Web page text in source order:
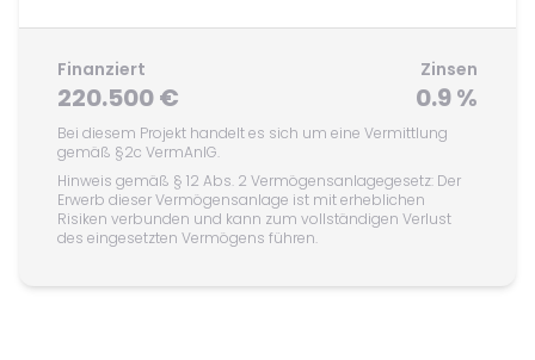
Finanziert
220.500 €
Zinsen
0.9 %
Bei diesem Projekt handelt es sich um eine Vermittlung
gemäß §2c VermAnlG.
Hinweis gemäß § 12 Abs. 2 Vermögensanlagegesetz: Der
Erwerb dieser Vermögensanlage ist mit erheblichen
Risiken verbunden und kann zum vollständigen Verlust
des eingesetzten Vermögens führen.